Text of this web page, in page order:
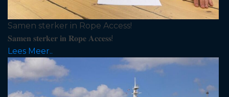
Samen sterker in Rope Access!
𝐒𝐚𝐦𝐞𝐧 𝐬𝐭𝐞𝐫𝐤𝐞𝐫 𝐢𝐧 𝐑𝐨𝐩𝐞 𝐀𝐜𝐜𝐞𝐬𝐬!
Lees Meer..